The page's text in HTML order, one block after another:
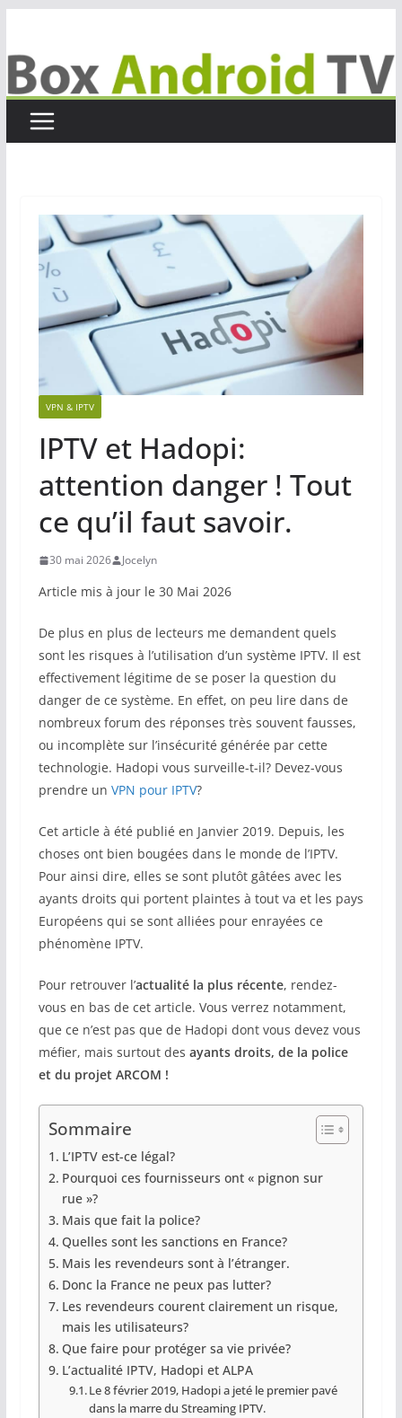
contenu
VPN & IPTV
IPTV et Hadopi:
attention danger ! Tout
ce qu’il faut savoir.
30 mai 2026 Jocelyn
Article mis à jour le 30 Mai 2026
De plus en plus de lecteurs me demandent quels
sont les risques à l’utilisation d’un système IPTV. Il est
effectivement légitime de se poser la question du
danger de ce système. En effet, on peu lire dans de
nombreux forum des réponses très souvent fausses,
ou incomplète sur l’insécurité générée par cette
technologie. Hadopi vous surveille-t-il? Devez-vous
prendre un VPN pour IPTV?
Cet article à été publié en Janvier 2019. Depuis, les
choses ont bien bougées dans le monde de l’IPTV.
Pour ainsi dire, elles se sont plutôt gâtées avec les
ayants droits qui portent plaintes à tout va et les pays
Européens qui se sont alliées pour enrayées ce
phénomène IPTV.
Pour retrouver l’actualité la plus récente, rendez-
vous en bas de cet article. Vous verrez notamment,
que ce n’est pas que de Hadopi dont vous devez vous
méfier, mais surtout des ayants droits, de la police
et du projet ARCOM !
Sommaire
L’IPTV est-ce légal?
Pourquoi ces fournisseurs ont « pignon sur
rue »?
Mais que fait la police?
Quelles sont les sanctions en France?
Mais les revendeurs sont à l’étranger.
Donc la France ne peux pas lutter?
Les revendeurs courent clairement un risque,
mais les utilisateurs?
Que faire pour protéger sa vie privée?
L’actualité IPTV, Hadopi et ALPA
Le 8 février 2019, Hadopi a jeté le premier pavé
dans la marre du Streaming IPTV.